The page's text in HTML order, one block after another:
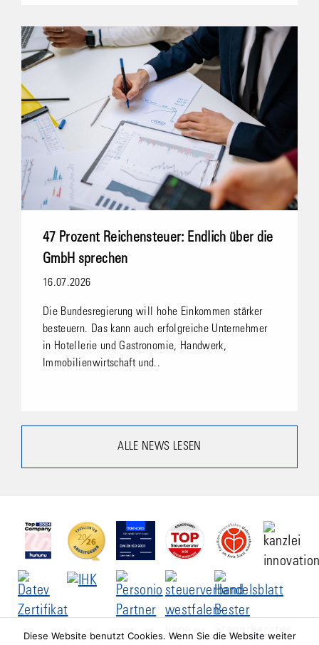
47 Prozent Reichensteuer: Endlich über die
GmbH sprechen
16.07.2026
Die Bundesregierung will hohe Einkommen stärker
besteuern. Das kann auch erfolgreiche Unternehmer
in Hotellerie und Gastronomie, Handwerk,
Immobilienwirtschaft und..
ALLE NEWS LESEN
Diese Website benutzt Cookies. Wenn Sie die Website weiter